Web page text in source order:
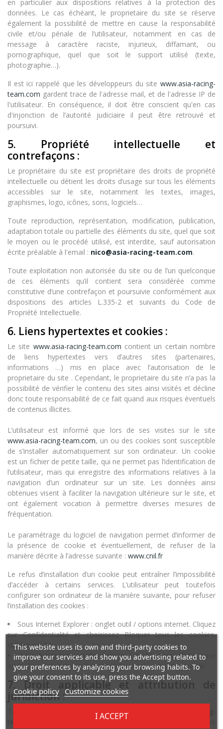
en particulier aux dispositions relatives à la protection des
données. Le cas échéant, le proprietaire du site se réserve
également la possibilité de mettre en cause la responsabilité
civile et/ou pénale de l’utilisateur, notamment en cas de
message à caractère raciste, injurieux, diffamant, ou
pornographique, quel que soit le support utilisé (texte,
photographie…).
Il est ici rappelé que les développeurs du site www.asia-racing-
team.com gardent trace de l'adresse mail, et de l'adresse IP de
l'utilisateur. En conséquence, il doit être conscient qu'en cas
d'injonction de l’autorité judiciaire il peut être retrouvé et
poursuivi.
5. Propriété intellectuelle et
contrefaçons :
Le propriétaire du site est propriétaire des droits de propriété
intellectuelle ou détient les droits d’usage sur tous les éléments
accessibles sur le site, notamment les textes, images,
graphismes, logo, icônes, sons, logiciels…
Toute reproduction, représentation, modification, publication,
adaptation totale ou partielle des éléments du site, quel que soit
le moyen ou le procédé utilisé, est interdite, sauf autorisation
écrite préalable à l'email : nico@asia-racing-team.com.
Toute exploitation non autorisée du site ou de l’un quelconque
de ces éléments qu’il contient sera considérée comme
constitutive d’une contrefaçon et poursuivie conformément aux
dispositions des articles L.335-2 et suivants du Code de
Propriété Intellectuelle.
6. Liens hypertextes et cookies :
Le site www.asia-racing-team.com contient un certain nombre
de liens hypertextes vers d’autres sites (partenaires,
informations …) mis en place avec l’autorisation de le
proprietaire du site . Cependant, le proprietaire du site n’a pas la
possibilité de vérifier le contenu des sites ainsi visités et décline
donc toute responsabilité de ce fait quand aux risques éventuels
de contenus illicites.
L’utilisateur est informé que lors de ses visites sur le site
www.asia-racing-team.com, un ou des cookies sont susceptible
de s’installer automatiquement sur son ordinateur. Un cookie
est un fichier de petite taille, qui ne permet pas l’identification de
l’utilisateur, mais qui enregistre des informations relatives à la
navigation d’un ordinateur sur un site. Les données ainsi
obtenues visent à faciliter la navigation ultérieure sur le site, et
ont également vocation à permettre diverses mesures de
fréquentation.
Le paramétrage du logiciel de navigation permet d’informer de
la présence de cookie et éventuellement, de refuser de la
manière décrite à l’adresse suivante : www.cnil.fr
Le refus d’installation d’un cookie peut entraîner l’impossibilité
d’accéder à certains services. L’utilisateur peut toutefois
configurer son ordinateur de la manière suivante, pour refuser
l’installation des cookies :
Sous Internet Explorer : onglet outil / options internet. Cliquez
sur Confidentialité et choisissez Bloquer tous les cookies.
Validez sur Ok.
Sous Netscape : onglet édition / préférences. Cliquez sur
Avancées et choisissez Désactiver les cookies. Validez sur Ok.
7. Droit applicable et attribution de
juridiction :
Tout litige en relation avec l’utilisation du site
est soumis au droit français. L’utilisateur ainsi que
This website uses its own and third-party cookies to
improve our services and show you advertising related to
your preferences by analyzing your browsing habits. To
give your consent to its use, press the Accept button.
Cookie policy Customize cookies
I ACCEPT